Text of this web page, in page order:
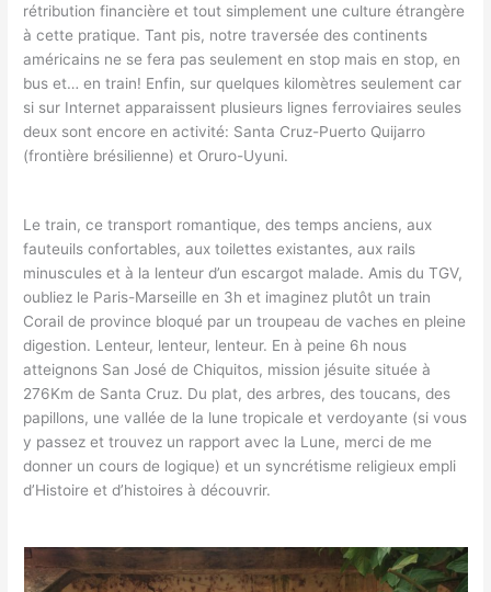
rétribution financière et tout simplement une culture étrangère
à cette pratique. Tant pis, notre traversée des continents
américains ne se fera pas seulement en stop mais en stop, en
bus et… en train! Enfin, sur quelques kilomètres seulement car
si sur Internet apparaissent plusieurs lignes ferroviaires seules
deux sont encore en activité: Santa Cruz-Puerto Quijarro
(frontière brésilienne) et Oruro-Uyuni.
Le train, ce transport romantique, des temps anciens, aux
fauteuils confortables, aux toilettes existantes, aux rails
minuscules et à la lenteur d’un escargot malade. Amis du TGV,
oubliez le Paris-Marseille en 3h et imaginez plutôt un train
Corail de province bloqué par un troupeau de vaches en pleine
digestion. Lenteur, lenteur, lenteur. En à peine 6h nous
atteignons San José de Chiquitos, mission jésuite située à
276Km de Santa Cruz. Du plat, des arbres, des toucans, des
papillons, une vallée de la lune tropicale et verdoyante (si vous
y passez et trouvez un rapport avec la Lune, merci de me
donner un cours de logique) et un syncrétisme religieux empli
d’Histoire et d’histoires à découvrir.